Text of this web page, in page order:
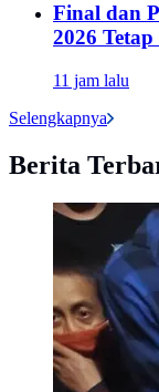
Final dan
2026
11 jam lalu
Selengkapnya
Berita